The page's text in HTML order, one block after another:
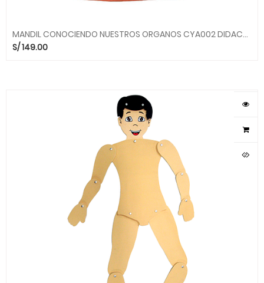
MANDIL CONOCIENDO NUESTROS ORGANOS CYA002 DIDACTICA
S/149.00